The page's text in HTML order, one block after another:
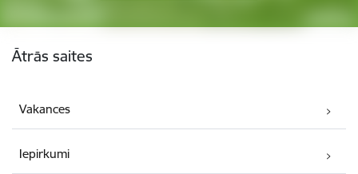
Ātrās saites
Vakances
Iepirkumi